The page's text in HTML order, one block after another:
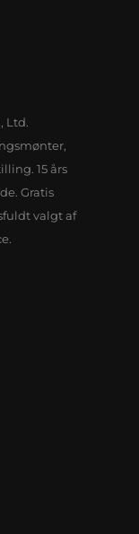
Ltd.
15 års
Gratis
valgt af